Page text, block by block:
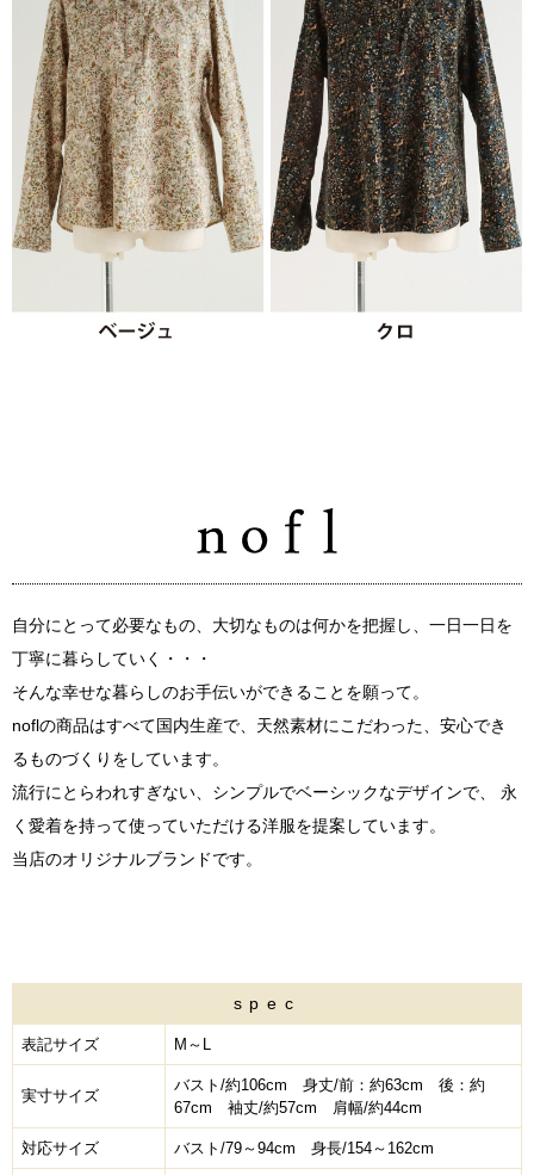
自分にとって必要なもの、大切なものは何かを把握し、一日一日を
丁寧に暮らしていく・・・
そんな幸せな暮らしのお手伝いができることを願って。
noflの商品はすべて国内生産で、天然素材にこだわった、安心でき
るものづくりをしています。
流行にとらわれすぎない、シンプルでベーシックなデザインで、 永
く愛着を持って使っていただける洋服を提案しています。
当店のオリジナルブランドです。
spec
表記サイズ M～L
実寸サイズ
バスト/約106cm 身丈/前：約63cm 後：約
67cm 袖丈/約57cm 肩幅/約44cm
対応サイズ バスト/79～94cm 身長/154～162cm